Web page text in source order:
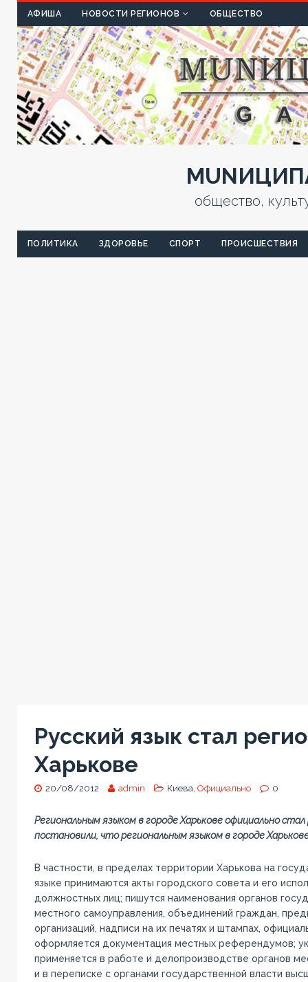
АФИША НОВОСТИ РЕГИОНОВ ОБЩЕСТВО
общество,
ПОЛИТИКА ЗДОРОВЬЕ СПОРТ ПРОИСШЕСТВИЯ
Русский язык стал
Харькове
20/08/2012 admin Киева , Официально 0
Региональным языком в городе Харькове официально
постановили, что региональным языком в городе
В частности, в пределах территории Харькова на
языке принимаются акты городского совета и его
должностных лиц; пишутся наименования органов
местного самоуправления, объединений граждан,
организаций, надписи на их печатях и штампах,
оформляется документация местных референдумов;
применяется в работе и делопроизводстве органов
и в переписке с органами государственной власти